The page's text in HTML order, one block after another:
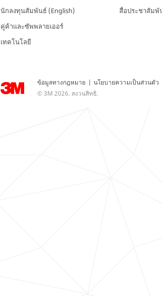
นักลงทุนสัมพันธ์ (English)
คู่ค้าและซัพพลายเออร์
เทคโนโลยี
สื่อประชาสัมพั
ข้อมูลทางกฎหมาย | นโยบายความเป็นส่วนตัว
© 3M 2026. สงวนสิทธิ.